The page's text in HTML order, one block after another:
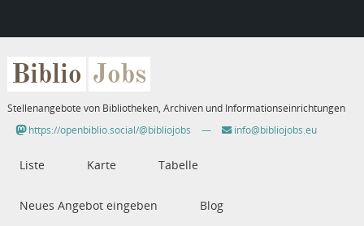
Biblio Jobs
Stellenangebote von Bibliotheken, Archiven und Informationseinrichtungen
https://openbiblio.social/@bibliojobs
— info@bibliojobs.eu
Liste Karte Tabelle
Neues Angebot eingeben Blog